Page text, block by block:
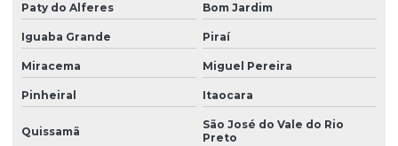
Paty do Alferes Bom Jardim
Iguaba Grande Piraí
Miracema Miguel Pereira
Pinheiral Itaocara
Quissamã
São José do Vale do Rio
Preto